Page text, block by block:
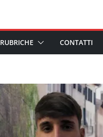
RUBRICHE CONTATTI